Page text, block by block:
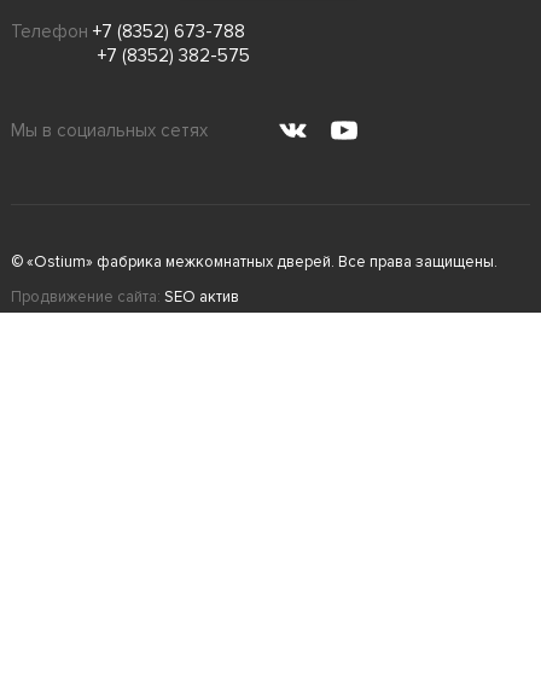
Телефон +7 (8352) 673-788
+7 (8352) 382-575
Мы в социальных сетях
© «Ostium» фабрика межкомнатных дверей. Все права защищены.
Продвижение сайта: SEO актив